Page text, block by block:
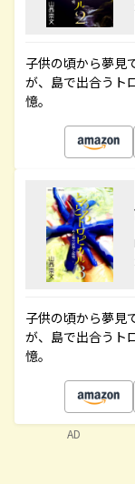
子供の頃から夢見
が、島で出合うト
憶。
子供の頃から夢見
が、島で出合うト
憶。
AD